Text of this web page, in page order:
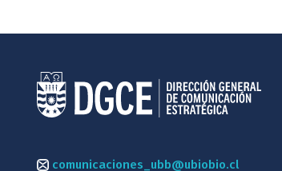
comunicaciones_ubb@ubiobio.cl